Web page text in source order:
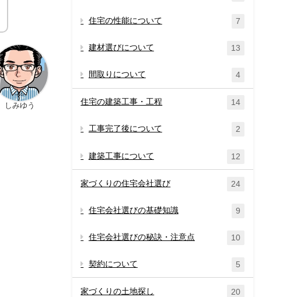
しみゆう
住宅の性能について 7
建材選びについて 13
間取りについて 4
住宅の建築工事・工程 14
工事完了後について 2
建築工事について 12
家づくりの住宅会社選び 24
住宅会社選びの基礎知識 9
住宅会社選びの秘訣・注意点 10
契約について 5
家づくりの土地探し 20